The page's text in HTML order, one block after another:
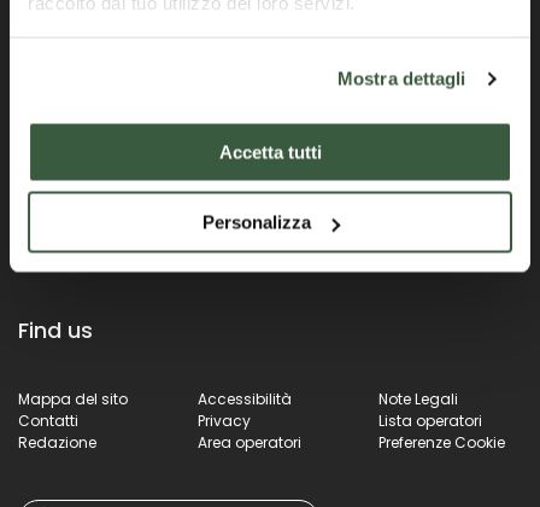
Mostra dettagli
Accetta tutti
Personalizza
Portale ufficiale della Regione Umbria
Find us
Mappa del sito Accessibilità
Note Legali
Contatti
Privacy
Lista operatori
Redazione
Area operatori Preferenze Cookie